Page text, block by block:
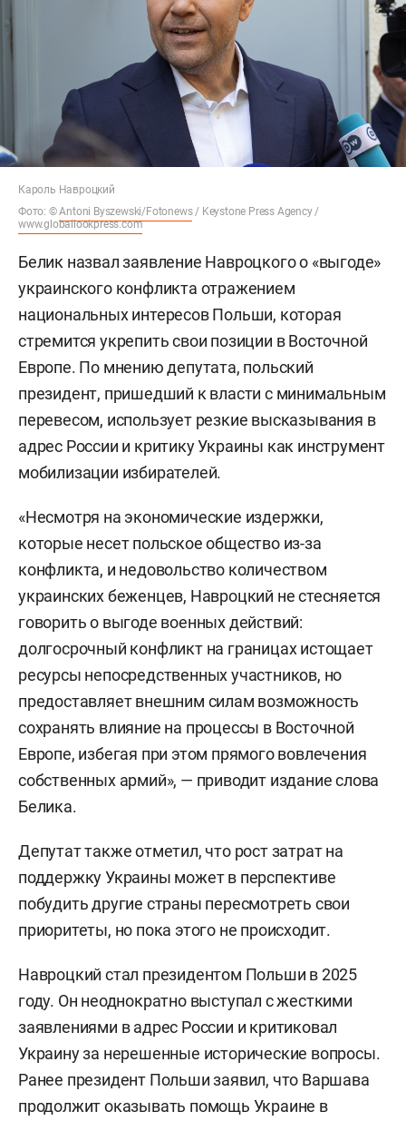
Кароль Навроцкий
Фото: ©Antoni Byszewski/Fotonews/ Keystone Press Agency /
www.globallookpress.com
Белик назвал заявление Навроцкого о «выгоде»
украинского конфликта отражением
национальных интересов Польши, которая
стремится укрепить свои позиции в Восточной
Европе. По мнению депутата, польский
президент, пришедший к власти с минимальным
перевесом, использует резкие высказывания в
адрес России и критику Украины как инструмент
мобилизации избирателей.
«Несмотря на экономические издержки,
которые несет польское общество из-за
конфликта, и недовольство количеством
украинских беженцев, Навроцкий не стесняется
говорить о выгоде военных действий:
долгосрочный конфликт на границах истощает
ресурсы непосредственных участников, но
предоставляет внешним силам возможность
сохранять влияние на процессы в Восточной
Европе, избегая при этом прямого вовлечения
собственных армий», — приводит издание слова
Белика.
Депутат также отметил, что рост затрат на
поддержку Украины может в перспективе
побудить другие страны пересмотреть свои
приоритеты, но пока этого не происходит.
Навроцкий стал президентом Польши в 2025
году. Он неоднократно выступал с жесткими
заявлениями в адрес России и критиковал
Украину за нерешенные исторические вопросы.
Ранее президент Польши заявил, что Варшава
продолжит оказывать помощь Украине в